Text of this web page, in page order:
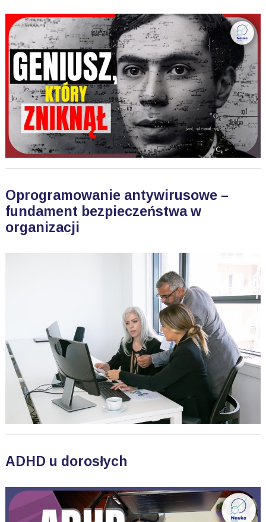
Oprogramowanie antywirusowe –
fundament bezpieczeństwa w
organizacji
ADHD u dorosłych